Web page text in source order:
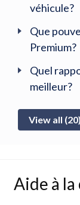
véhicule?
Que
Premium?
Quel
meilleur?
View all (20)
Aide à